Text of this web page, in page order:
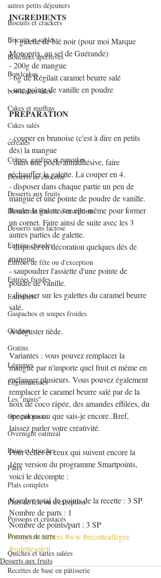
autres petits déjeuners
Biscuits et crackers
Biscuits et sablés
Bouchées apéritives
Bowlcakes
bowlcakes salés
Cakes et muffins
Cakes salés
céréales
Crêpes, gaufres et pancakes
Desserts au chocolat
Desserts aux fruits
Dessert de fête ou d'exception
Desserts sans lactose
Entrées chaudes
Entrées de fête ou d'exception
Entrées froides
Entremets
Gaspachos et soupes froides
Gâteaux
Gratins
Légumes
Légumineuses
Les "minis"
One pot pasta
Overnight oatmeal
Pains et brioches
Pâtes
Plats complets
Plats de fête ou d'exception
Poissons et crustacés
Pommes de terre
Quiches et tartes salées
Recettes de base en pâtisserie
INGREDIENTS
- 1 galette de blé noir (pour moi Marque
Monoprix, au sel de Guérande)
- 200g de mangue
- 6g de Régilait caramel beurre salé
- une pointe de vanille en poudre
PREPARATION
- couper en brunoise (c'est à dire en petits
dés) la mangue
- dans une poele antiadhésive, faire
réchauffer la galette. La couper en 4.
- disposer dans chaque partie un peu de
mangue et une pointe de poudre de vanille.
Rouler la galette sur elle-même pour former
un cornet. Faire ainsi de suite avec les 3
autres parties de galette.
- disposer en décoration quelques dés de
mangue.
- saupoudrer l'assiette d'une pointe de
poudre de vanille.
- disposer sur les galettes du caramel beurre
salé.
A déguster tiède.
Variantes : vous pouvez remplacer la
mangue par n'importe quel fruit et même en
mélanger plusieurs. Vous pouvez également
remplacer le caramel beurre salé par de la
noix de coco râpée, des amandes effilées, du
speculoos ou que sais-je encore..Bref,
laissez parler votre créativité.
Pour celles et ceux qui suivent encore la
1ère version du programme Smartpoints,
voici le décompte :
Nombre total de points de la recette : 3 SP
Nombre de parts : 1
Nombre de points/part : 3 SP
#weightwatchers#ww #recetteallégée
#galettesoleil
Desserts aux fruits